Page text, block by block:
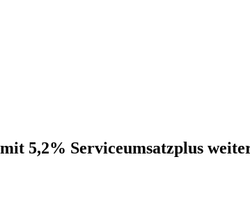
5,2% Serviceumsatzplus